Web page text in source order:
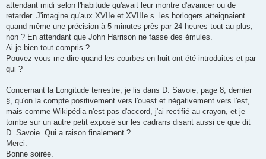
attendant midi selon l'habitude qu'avait leur montre d'avancer ou de
retarder. J'imagine qu'aux XVIIe et XVIIIe s. les horlogers atteignaient
quand même une précision à 5 minutes près par 24 heures tout au plus,
non ? En attendant que John Harrison ne fasse des émules.
Ai-je bien tout compris ?
Pouvez-vous me dire quand les courbes en huit ont été introduites et par
qui ?
Concernant la Longitude terrestre, je lis dans D. Savoie, page 8, dernier
§, qu'on la compte positivement vers l'ouest et négativement vers l'est,
mais comme Wikipédia n'est pas d'accord, j'ai rectifié au crayon, et je
tombe sur un autre petit exposé sur les cadrans disant aussi ce que dit
D. Savoie. Qui a raison finalement ?
Merci.
Bonne soirée.